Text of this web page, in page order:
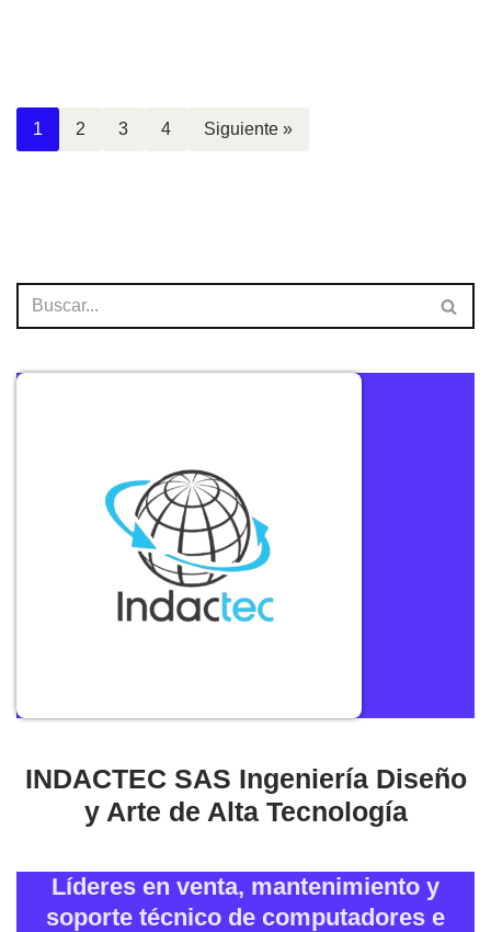
1 2 3 4 Siguiente »
INDACTEC SAS Ingeniería Diseño
y Arte de Alta Tecnología
Líderes en venta, mantenimiento y
soporte técnico de computadores e